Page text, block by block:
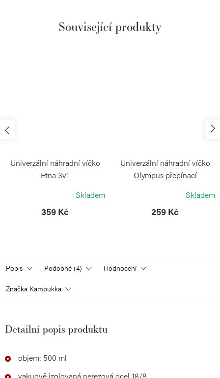
Související produkty
Univerzální náhradní víčko
Etna 3v1
Skladem
359 Kč
Univerzální náhradní víčko
Olympus přepínací
Skladem
259 Kč
Popis Podobné (4) Hodnocení
Značka Kambukka
Detailní popis produktu
objem: 500 ml
vakuově izolovaná nerezová ocel 18/8